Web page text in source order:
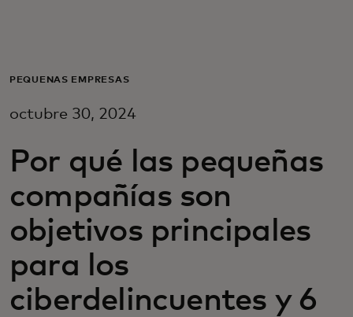
Para empresas
Para innovadores
Noticias y tendencias
PEQUEÑAS EMPRESAS
octubre 30, 2024
Por qué las pequeñas
compañías son
objetivos principales
para los
ciberdelincuentes y 6